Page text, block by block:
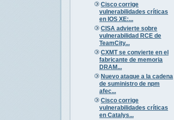
Cisco corrige
vulnerabilidades críticas
en IOS XE:...
CISA advierte sobre
vulnerabilidad RCE de
TeamCity...
CXMT se convierte en el
fabricante de memoria
DRAM...
Nuevo ataque a la cadena
de suministro de npm
afec...
Cisco corrige
vulnerabilidades críticas
en Catalys...